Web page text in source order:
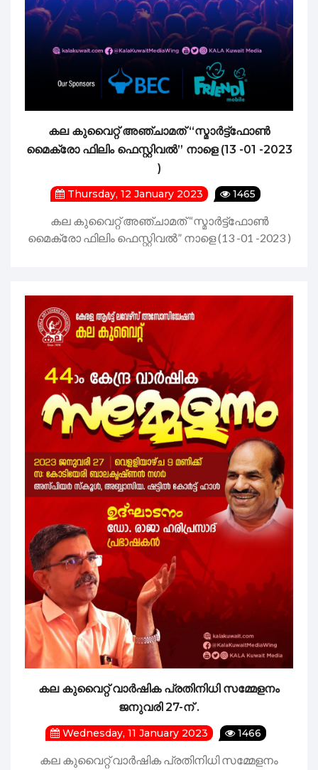
കല കുവൈറ്റ് അഞ്ചാമത് “സ്മാർട്ട്ഫോൺ
മൈക്രോ ഫിലിം ഫെസ്റ്റിവൽ” നാളെ (13 -01 -2023
)
Thursday, 12 January 2023 1465
കല കുവൈറ്റ് അഞ്ചാമത് “സ്മാർട്ട്ഫോൺ
മൈക്രോ ഫിലിം ഫെസ്റ്റിവൽ” നാളെ (13 -01 -2023 )
കല കുവൈറ്റ് വാർഷിക പ്രതിനിധി സമ്മേളനം
ജനുവരി 27-ന് .
Wednesday, 11 January 2023 1466
കല കുവൈറ്റ് വാർഷിക പ്രതിനിധി സമ്മേളനം